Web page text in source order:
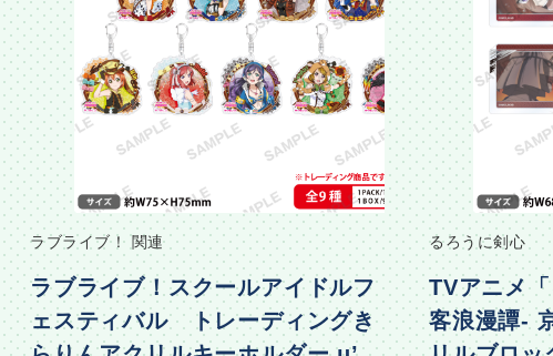
ラブライブ！ 関連
ラブライブ！スクールアイドルフ
ェスティバル トレーディングき
るろうに剣心
TVアニメ
客浪漫譚-